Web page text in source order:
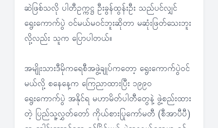
ဆဲဖြစ်သလို ပါတီဥက္ကဋ္ဌ ဦးခွန်ထွန်းဦး သည်ပင်လျှင်
ရွေးကောက်ပွဲ ဝင်မယ်မဝင်ဘူးဆိုတာ မဆုံးဖြတ်သေးဘူး
လို့လည်း သူက ပြောပါတယ်။
အမျိုးသားဒီမိုကရေစီအဖွဲ့ချုပ်ကတော့ ရွေးကောက်ပွဲဝင်
မယ်လို့ စနေနေ့က ကြေညာထားပြီး ၁၉၉၀
ရွေးကောက်ပွဲ အနိုင်ရ မဟာမိတ်ပါတီတွေနဲ့ ဖွဲ့စည်းထား
တဲ့ ပြည်သူ့လွှတ်တော် ကိုယ်စားပြုကော်မတီ (စီအာပီပီ)